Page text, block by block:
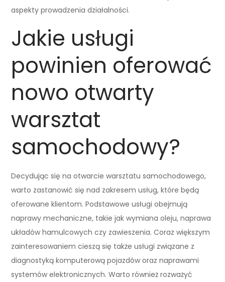
aspekty prowadzenia działalności.
Jakie usługi
powinien oferować
nowo otwarty
warsztat
samochodowy?
Decydując się na otwarcie warsztatu samochodowego,
warto zastanowić się nad zakresem usług, które będą
oferowane klientom. Podstawowe usługi obejmują
naprawy mechaniczne, takie jak wymiana oleju, naprawa
układów hamulcowych czy zawieszenia. Coraz większym
zainteresowaniem cieszą się także usługi związane z
diagnostyką komputerową pojazdów oraz naprawami
systemów elektronicznych. Warto również rozważyć